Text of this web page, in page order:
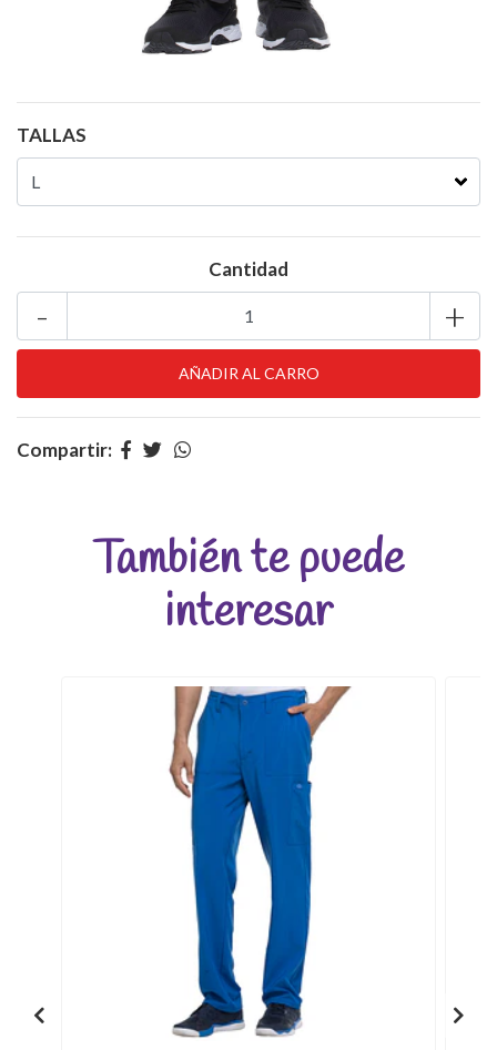
TALLAS
Cantidad
+
-
Compartir:
También te puede
interesar